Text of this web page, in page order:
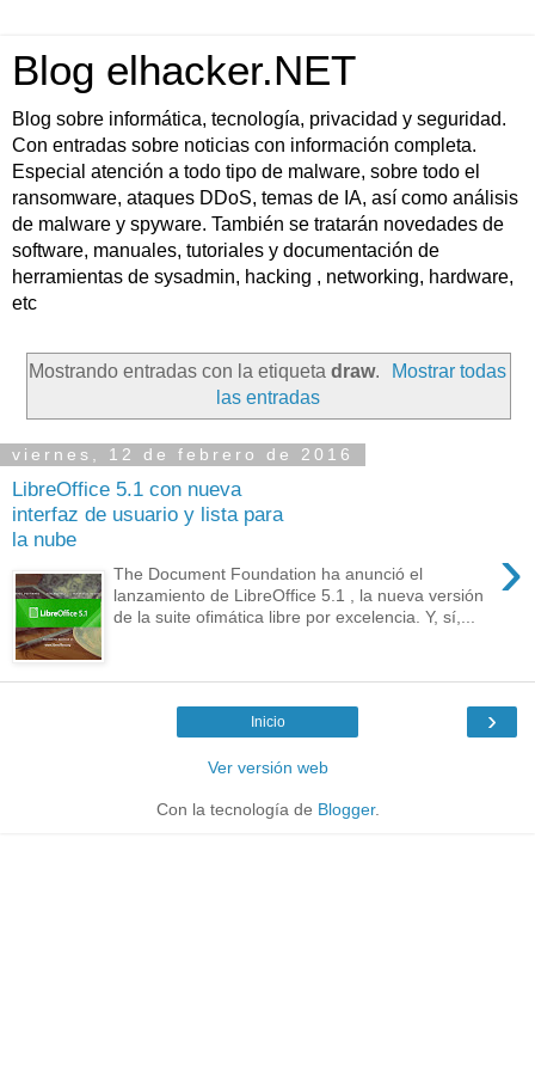
Blog elhacker.NET
Blog sobre informática, tecnología, privacidad y seguridad.
Con entradas sobre noticias con información completa.
Especial atención a todo tipo de malware, sobre todo el
ransomware, ataques DDoS, temas de IA, así como análisis
de malware y spyware. También se tratarán novedades de
software, manuales, tutoriales y documentación de
herramientas de sysadmin, hacking , networking, hardware,
etc
Mostrando entradas con la etiqueta draw.
Mostrar todas
las entradas
viernes, 12 de febrero de 2016
LibreOffice 5.1 con nueva
interfaz de usuario y lista para
la nube
›
The Document Foundation ha anunció el
lanzamiento de LibreOffice 5.1 , la nueva versión
de la suite ofimática libre por excelencia. Y, sí,...
›
Inicio
Ver versión web
Con la tecnología de Blogger.